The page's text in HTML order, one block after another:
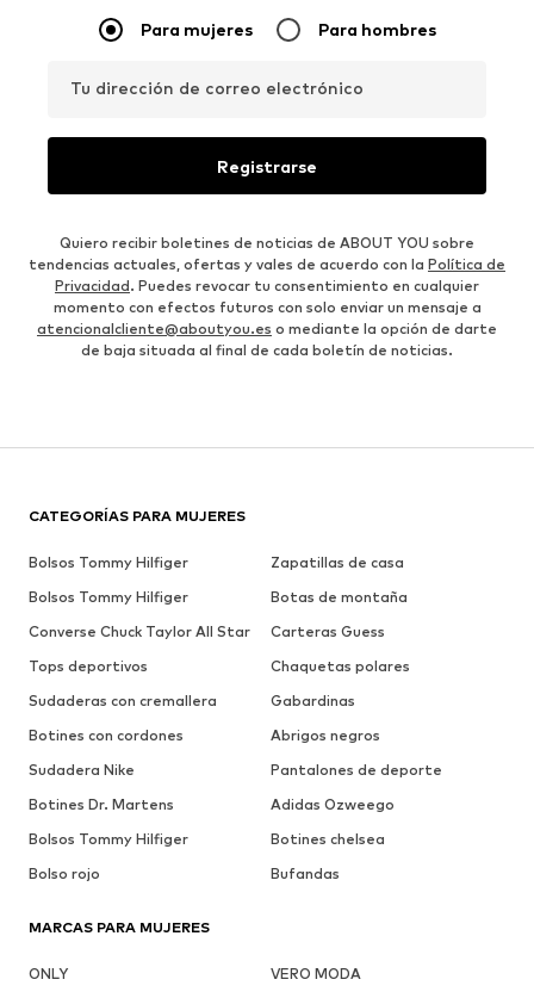
Para mujeres Para hombres
Tu dirección de correo electrónico
Registrarse
Quiero recibir boletines de noticias de ABOUT YOU sobre
tendencias actuales, ofertas y vales de acuerdo con la Política de
Privacidad. Puedes revocar tu consentimiento en cualquier
momento con efectos futuros con solo enviar un mensaje a
atencionalcliente@aboutyou.es o mediante la opción de darte
de baja situada al final de cada boletín de noticias.
CATEGORÍAS PARA MUJERES
Bolsos Tommy Hilfiger
Zapatillas de casa
Bolsos Tommy Hilfiger
Botas de montaña
Converse Chuck Taylor All Star
Carteras Guess
Tops deportivos
Chaquetas polares
Sudaderas con cremallera
Gabardinas
Botines con cordones
Abrigos negros
Sudadera Nike
Pantalones de deporte
Botines Dr. Martens
Adidas Ozweego
Bolsos Tommy Hilfiger
Botines chelsea
Bolso rojo
Bufandas
MARCAS PARA MUJERES
ONLY
VERO MODA